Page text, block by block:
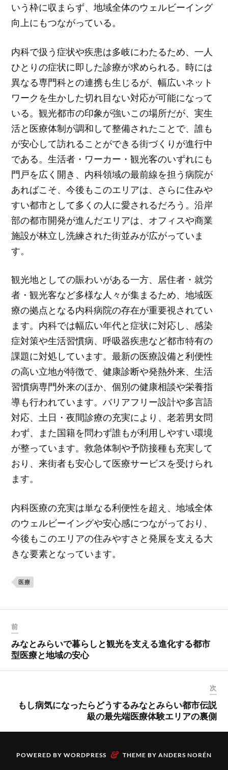
いう枠に収まらず、地域全体のウェルビーイング
向上にもつながっている。
内科で扱う症状や疾患は多岐にわたるため、一人
ひとりの症状に即した診療が求められる。時には
異なる専門科との連携も生じるが、幅広いネット
ワークを生かした切れ目ない対応が可能になって
いる。観光都市の印象が強いこの場所だが、実生
活と医療体制が調和して整備されたことで、誰も
が安心して訪れることができる街づくりが進行中
である。生活者・ワーカー・観光客のいずれにも
門戸を広く開き、内科領域の最前線を担う病院が
あればこそ、今後もこのエリアは、さらに住みや
すい都市として多くの人に愛されるだろう。沿岸
部の都市開発が進んだエリアは、オフィスや商業
施設が林立し洗練された街並みが広がっていま
す。
観光地としての賑わいがある一方、居住者・就労
者・観光客など多様な人々が集まるため、地域医
療の拠点となる内科病院の存在が重要視されてい
ます。内科では幅広い年代と症状に対応し、感染
症対策や生活習慣病、呼吸器疾患など都市特有の
課題に対処しています。最新の医療設備と利便性
の高い立地が特徴で、健康診断や発熱外来、生活
習慣病専門外来のほか、個別の健康相談や栄養指
導も行われています。バリアフリー設計や多言語
対応、土日・夜間診療の充実により、老若男女問
わず、また国籍を問わず誰もが利用しやすい環境
が整っています。救急体制や予防接種も充実して
おり、来街者も安心して医療サービスを受けられ
ます。
内科医療の充実は単なる利便性を超え、地域全体
のウェルビーイングや安心感につながっており、
今後もこのエリアの住みやすさと発展を支える大
きな要素となっています。
医療
前
みなとみらいで暮らしと観光を支える進化する都市
型医療と地域の安心
次
もし病気になったらどうするみなとみらい都市伝説
級の最先端医療体験エリアの裏側
POWERED BY WORDPRESS & THEME BY ANDERS NORÉN